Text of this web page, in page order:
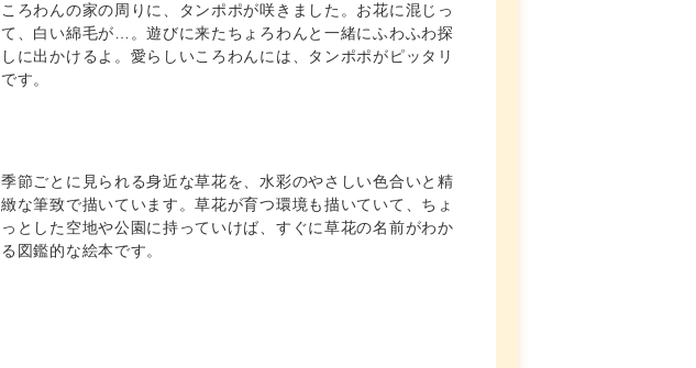
ころわんの家の周りに、タンポポが咲きました。お花に混じっ
て、白い綿毛が…。遊びに来たちょろわんと一緒にふわふわ探
しに出かけるよ。愛らしいころわんには、タンポポがピッタリ
です。
季節ごとに見られる身近な草花を、水彩のやさしい色合いと精
緻な筆致で描いています。草花が育つ環境も描いていて、ちょ
っとした空地や公園に持っていけば、すぐに草花の名前がわか
る図鑑的な絵本です。